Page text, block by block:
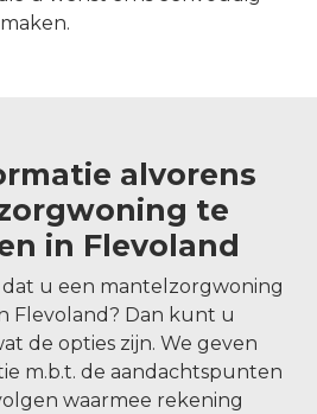
alvorens
te
in Flevoland
u een mantelzorgwoning
Flevoland? Dan kunt u
de opties zijn. We geven
m.b.t. de aandachtspunten
waarmee rekening